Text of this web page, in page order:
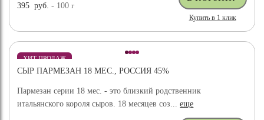
395 руб. - 100г
Купить в 1 клик
ХИТ ПРОДАЖ
СЫР ПАРМЕЗАН 18 МЕС., РОССИЯ 45%
Пармезан серии 18 мес. - это близкий родственник
итальянского короля сыров. 18 месяцев соз...еще